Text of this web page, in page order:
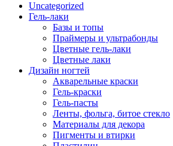
Uncategorized
Гель-лаки
Базы и топы
Праймеры и ультрабонды
Цветные гель-лаки
Цветные лаки
Дизайн ногтей
Акварельные краски
Гель-краски
Гель-пасты
Ленты, фольга, битое стекло
Материалы для декора
Пигменты и втирки